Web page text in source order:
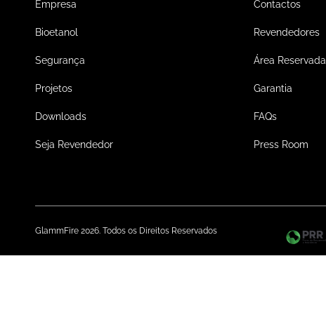
Empresa
Bioetanol
Segurança
Projetos
Downloads
Seja Revendedor
Contactos
Revendedores
Área Reservada
Garantia
FAQs
Press Room
GlammFire 2026. Todos os Direitos Reservados